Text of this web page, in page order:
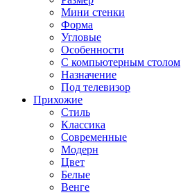
Мини стенки
Форма
Угловые
Особенности
С компьютерным столом
Назначение
Под телевизор
Прихожие
Стиль
Классика
Современные
Модерн
Цвет
Белые
Венге